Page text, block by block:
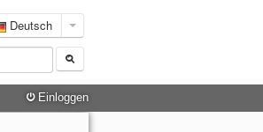
Deutsch
Einloggen